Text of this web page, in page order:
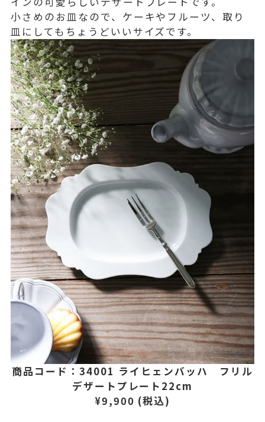
小さめのお皿なので、ケーキやフルーツ、取り
皿にしてもちょうどいいサイズです。
商品コード：34001 ライヒェンバッハ フリル
デザートプレート22cm
¥9,900 (税込)